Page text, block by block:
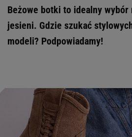
Beżowe botki to idealny wybór
jesieni. Gdzie szukać
modeli? Podpowiadamy!